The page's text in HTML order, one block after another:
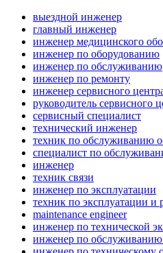
выездной инженер
главный инженер
инженер медицинского
инженер по оборудованию
инженер по обслуживанию
инженер по ремонту
инженер сервисного
руководитель сервисного
сервисный специалист
технический инженер
техник по обслуживанию
специалист по
инженер
техник связи
инженер по эксплуатации
техник по эксплуатации и
maintenance engineer
инженер по технической
инженер по обслуживанию